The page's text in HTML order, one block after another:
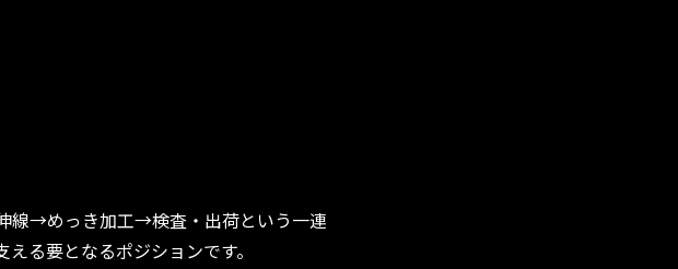
線→めっき加工→検査・出荷という一連
る要となるポジションです。